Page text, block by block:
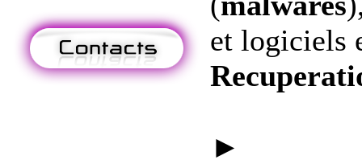
et logiciels
►